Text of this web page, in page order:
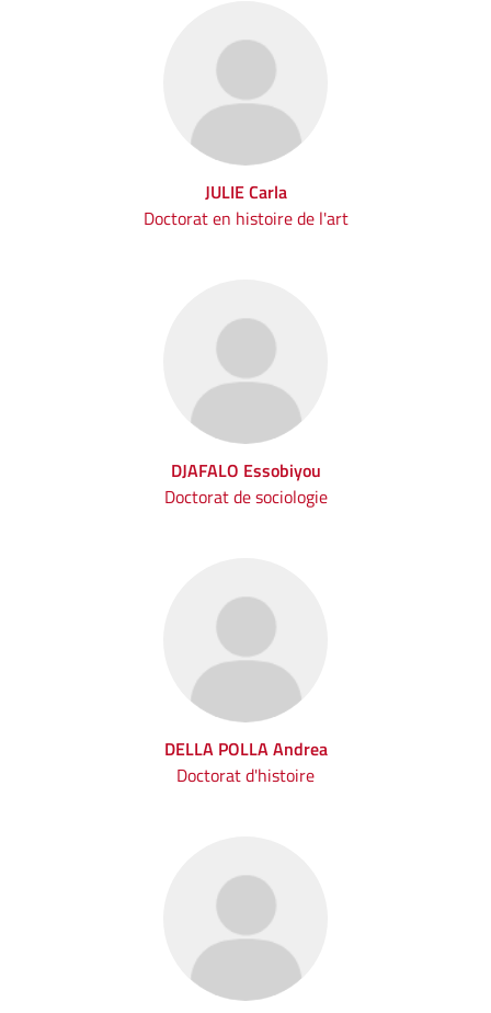
JULIE Carla
Doctorat en histoire de l'art
DJAFALO Essobiyou
Doctorat de sociologie
DELLA POLLA Andrea
Doctorat d'histoire